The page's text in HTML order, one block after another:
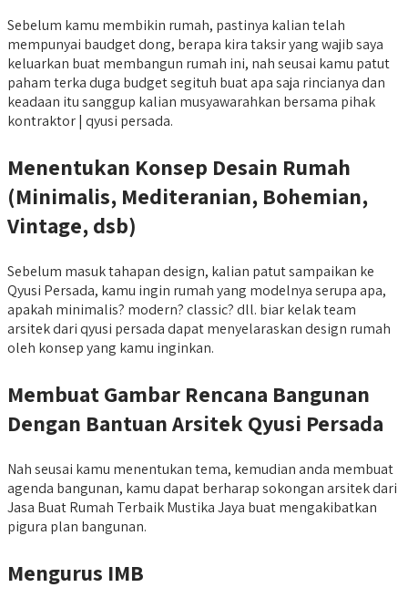
Sebelum kamu membikin rumah, pastinya kalian telah
mempunyai baudget dong, berapa kira taksir yang wajib saya
keluarkan buat membangun rumah ini, nah seusai kamu patut
paham terka duga budget segituh buat apa saja rincianya dan
keadaan itu sanggup kalian musyawarahkan bersama pihak
kontraktor | qyusi persada.
Menentukan Konsep Desain Rumah
(Minimalis, Mediteranian, Bohemian,
Vintage, dsb)
Sebelum masuk tahapan design, kalian patut sampaikan ke
Qyusi Persada, kamu ingin rumah yang modelnya serupa apa,
apakah minimalis? modern? classic? dll. biar kelak team
arsitek dari qyusi persada dapat menyelaraskan design rumah
oleh konsep yang kamu inginkan.
Membuat Gambar Rencana Bangunan
Dengan Bantuan Arsitek Qyusi Persada
Nah seusai kamu menentukan tema, kemudian anda membuat
agenda bangunan, kamu dapat berharap sokongan arsitek dari
Jasa Buat Rumah Terbaik Mustika Jaya buat mengakibatkan
pigura plan bangunan.
Mengurus IMB